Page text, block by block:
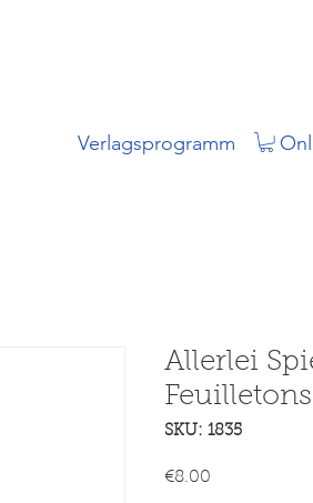
Verlagsprogramm
Allerlei
SKU: 1835
€8.00Price